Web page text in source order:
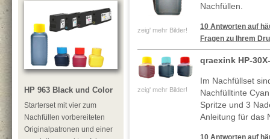
HP 963 Black und Color
Starterset mit vier zum
Nachfüllen vorbereiteten
Originalpatronen und einer
zeig' mehr Bilder!
Nachfüllen.
10 Antworten auf
Fragen zu Ihrem
zeig' mehr Bilder!
qraexink HP-
Im Nachfüllset
Nachfülltinte
Spritze und 3
Anleitung für das